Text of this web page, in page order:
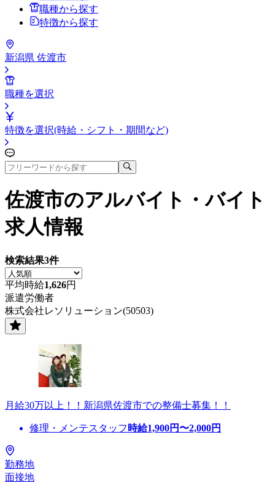
職種から探す
特徴から探す
新潟県 佐渡市
職種を選択
特徴を選択(時給・シフト・期間など)
佐渡市のアルバイト・バイト
求人情報
検索結果3件
平均時給1,626円
派遣労働者
株式会社レソリューション(50503)
月給30万以上！！新潟県佐渡市での整備士募集！！
修理・メンテスタッフ 時給1,900円〜2,000円
勤務地
面接地